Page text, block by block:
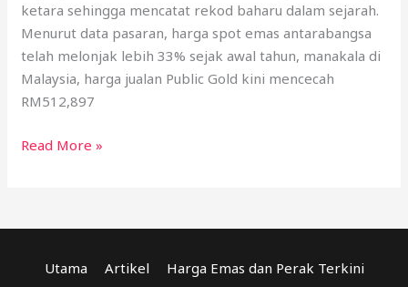
ketara sehingga mencatat rekod baharu dalam sejarah.
Menurut data pasaran, harga spot emas antarabangsa
telah melonjak lebih 33% sejak awal tahun, manakala di
Malaysia, harga jualan Public Gold kini mencecah
RM512,897
Read More »
Utama Artikel
Harga Emas dan Perak Terkini